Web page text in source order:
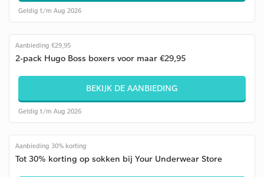
Geldig t/m Aug 2026
Aanbieding €29,95
2-pack Hugo Boss boxers voor maar €29,95
BEKIJK DE AANBIEDING
Geldig t/m Aug 2026
Aanbieding 30% korting
Tot 30% korting op sokken bij Your Underwear Store